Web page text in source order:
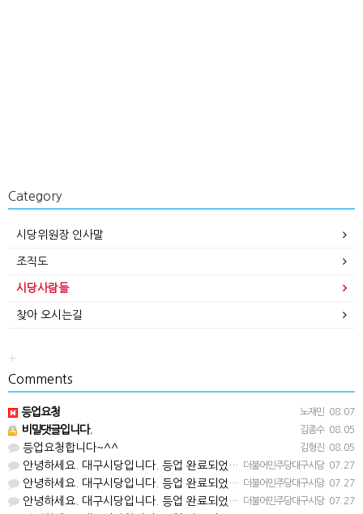
Category
시당위원장 인사말
조직도
시당사람들
찾아 오시는길
+
Comments
노재민 08.07
등업요청
김종수 08.05
비밀댓글입니다.
김형진 08.05
등업요청합니다~^^
더불어민주당대구시당 07.27
안녕하세요. 대구시당입니다. 등업 완료되었습니다^^
더불어민주당대구시당 07.27
안녕하세요. 대구시당입니다. 등업 완료되었습니다^^
더불어민주당대구시당 07.27
안녕하세요. 대구시당입니다. 등업 완료되었습니다^^